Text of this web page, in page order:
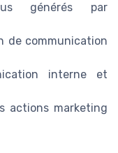
générés par
de communication
interne et
actions marketing